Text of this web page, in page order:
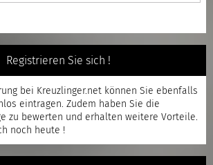
Registrieren Sie sich !
bei Kreuzlinger.net können Sie ebenfalls
eintragen. Zudem haben Sie die
zu bewerten und erhalten weitere Vorteile.
noch heute !